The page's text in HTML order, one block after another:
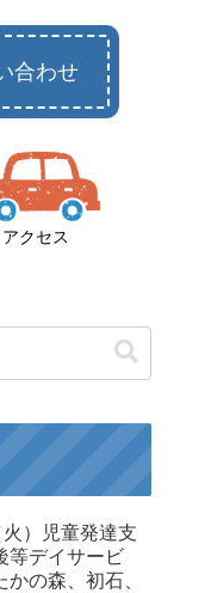
合わせ
アクセス
）児童発達支
等デイサービ
かの森、初石、